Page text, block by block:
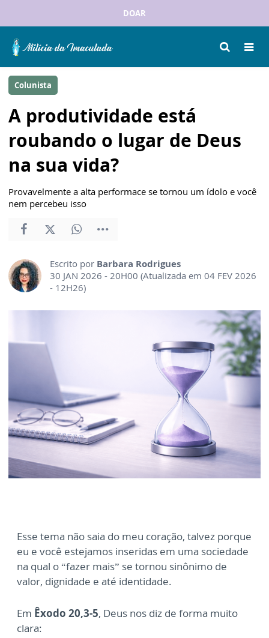
DOAR
Colunista
A produtividade está
roubando o lugar de Deus
na sua vida?
Provavelmente a alta performace se tornou um ídolo e você
nem percebeu isso
Escrito por Barbara Rodrigues
30 JAN 2026 - 20H00 (Atualizada em 04 FEV 2026
- 12H26)
Esse tema não saia do meu coração, talvez porque
eu e você estejamos inseridas em uma sociedade
na qual o “fazer mais” se tornou sinônimo de
valor, dignidade e até identidade.
Em Êxodo 20,3-5, Deus nos diz de forma muito
clara: